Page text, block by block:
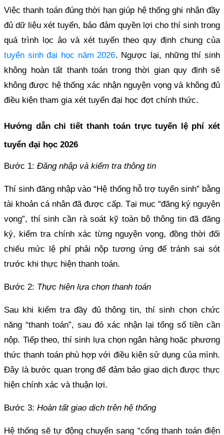
Việc thanh toán đúng thời hạn giúp hệ thống ghi nhận đầy
đủ dữ liệu xét tuyển, bảo đảm quyền lợi cho thí sinh trong
quá trình lọc ảo và xét tuyển theo quy định chung của
tuyển sinh đại học năm 2026. Ngược lại, những thí sinh
không hoàn tất thanh toán trong thời gian quy định sẽ
không được hệ thống xác nhận nguyện vọng và không đủ
điều kiện tham gia xét tuyển đại học đợt chính thức.
Hướng dẫn chi tiết thanh toán trực tuyến lệ phí xét
tuyển đại học 2026
Bước 1: Đăng nhập và kiểm tra thông tin
Thí sinh đăng nhập vào “Hệ thống hỗ trợ tuyển sinh” bằng
tài khoản cá nhân đã được cấp. Tại mục “đăng ký nguyện
vọng”, thí sinh cần rà soát kỹ toàn bộ thông tin đã đăng
ký, kiểm tra chính xác từng nguyện vọng, đồng thời đối
chiếu mức lệ phí phải nộp tương ứng để tránh sai sót
trước khi thực hiện thanh toán.
Bước 2: Thực hiện lựa chọn thanh toán
Sau khi kiểm tra đầy đủ thông tin, thí sinh chọn chức
năng “thanh toán”, sau đó xác nhận lại tổng số tiền cần
nộp. Tiếp theo, thí sinh lựa chọn ngân hàng hoặc phương
thức thanh toán phù hợp với điều kiện sử dụng của mình.
Đây là bước quan trọng để đảm bảo giao dịch được thực
hiện chính xác và thuận lợi.
Bước 3: Hoàn tất giao dịch trên hệ thống
Hệ thống sẽ tự động chuyển sang “cổng thanh toán điện